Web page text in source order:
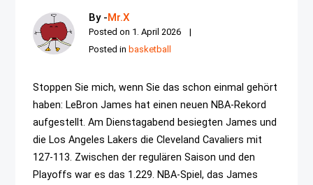
By -Mr.X
Posted on 1. April 2026
Posted inbasketball
Stoppen Sie mich, wenn Sie das schon einmal gehört
haben: LeBron James hat einen neuen NBA-Rekord
aufgestellt. Am Dienstagabend besiegten James und
die Los Angeles Lakers die Cleveland Cavaliers mit
127-113. Zwischen der regulären Saison und den
Playoffs war es das 1.229. NBA-Spiel, das James